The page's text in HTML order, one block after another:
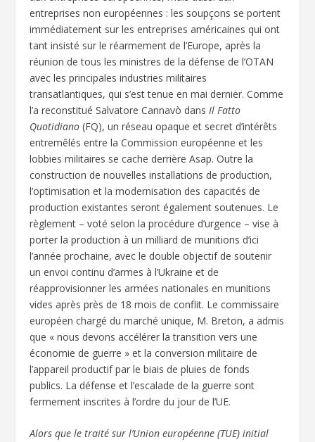
entreprises non européennes : les soupçons se portent
immédiatement sur les entreprises américaines qui ont
tant insisté sur le réarmement de l’Europe, après la
réunion de tous les ministres de la défense de l’OTAN
avec les principales industries militaires
transatlantiques, qui s’est tenue en mai dernier. Comme
l’a reconstitué Salvatore Cannavò dans Il Fatto
Quotidiano (FQ), un réseau opaque et secret d’intérêts
entremêlés entre la Commission européenne et les
lobbies militaires se cache derrière Asap. Outre la
construction de nouvelles installations de production,
l’optimisation et la modernisation des capacités de
production existantes seront également soutenues. Le
règlement – voté selon la procédure d’urgence – vise à
porter la production à un milliard de munitions d’ici
l’année prochaine, avec le double objectif de soutenir
un envoi continu d’armes à l’Ukraine et de
réapprovisionner les armées nationales en munitions
vides après près de 18 mois de conflit. Le commissaire
européen chargé du marché unique, M. Breton, a admis
que « nous devons accélérer la transition vers une
économie de guerre » et la conversion militaire de
l’appareil productif par le biais de pluies de fonds
publics. La défense et l’escalade de la guerre sont
fermement inscrites à l’ordre du jour de l’UE.
Alors que le traité sur l’Union européenne (TUE) initial